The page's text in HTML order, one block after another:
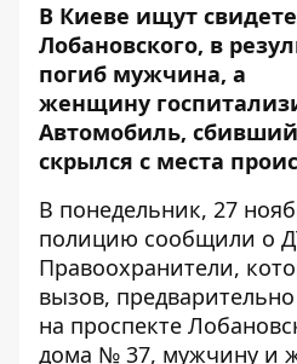
В Киеве ищут
Лобановского, в
погиб мужчина, а
женщину
Автомобиль,
скрылся с места
В понедельник, 27
полицию сообщили о
Правоохранители,
вызов,
на проспекте
дома № 37, мужчину и